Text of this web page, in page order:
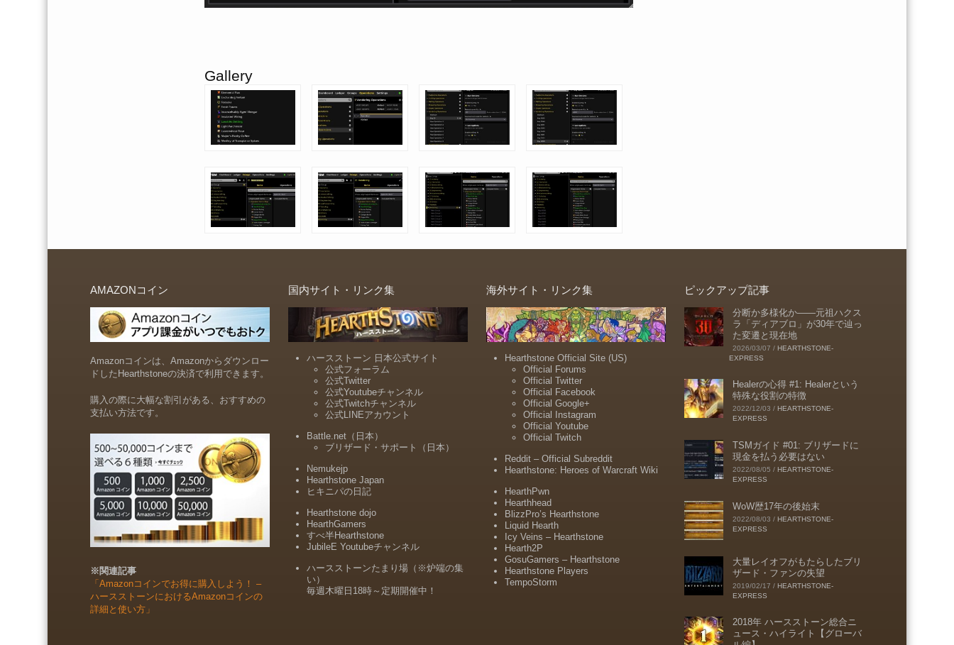
Gallery
AMAZONコイン
Amazonコインは、Amazonからダウンロー
ドしたHearthstoneの決済で利用できます。
購入の際に大幅な割引がある、おすすめの
支払い方法です。
※関連記事
「Amazonコインでお得に購入しよう！ –
ハースストーンにおけるAmazonコインの
詳細と使い方」
国内サイト・リンク集
ハースストーン 日本公式サイト
公式フォーラム
公式Twitter
公式Youtubeチャンネル
公式Twitchチャンネル
公式LINEアカウント
Battle.net（日本）
ブリザード・サポート（日本）
Nemukejp
Hearthstone Japan
ヒキニパの日記
Hearthstone dojo
HearthGamers
すべ半Hearthstone
JubileE Youtubeチャンネル
ハースストーンたまり場（※炉端の集
い）
毎週木曜日18時～定期開催中！
海外サイト・リンク集
Hearthstone Official Site (US)
Official Forums
Official Twitter
Official Facebook
Official Google+
Official Instagram
Official Youtube
Official Twitch
Reddit – Official Subreddit
Hearthstone: Heroes of Warcraft Wiki
HearthPwn
Hearthhead
BlizzPro’s Hearthstone
Liquid Hearth
Icy Veins – Hearthstone
Hearth2P
GosuGamers – Hearthstone
Hearthstone Players
TempoStorm
ピックアップ記事
分断か多様化か――元祖ハクス
ラ「ディアブロ」が30年で辿っ
た変遷と現在地
2026/03/07 / HEARTHSTONE-
EXPRESS
Healerの心得 #1: Healerという
特殊な役割の特徴
2022/12/03 / HEARTHSTONE-
EXPRESS
TSMガイド #01: ブリザードに
現金を払う必要はない
2022/08/05 / HEARTHSTONE-
EXPRESS
WoW歴17年の後始末
2022/08/03 / HEARTHSTONE-
EXPRESS
大量レイオフがもたらしたブリ
ザード・ファンの失望
2019/02/17 / HEARTHSTONE-
EXPRESS
2018年 ハースストーン総合ニ
ュース・ハイライト【グローバ